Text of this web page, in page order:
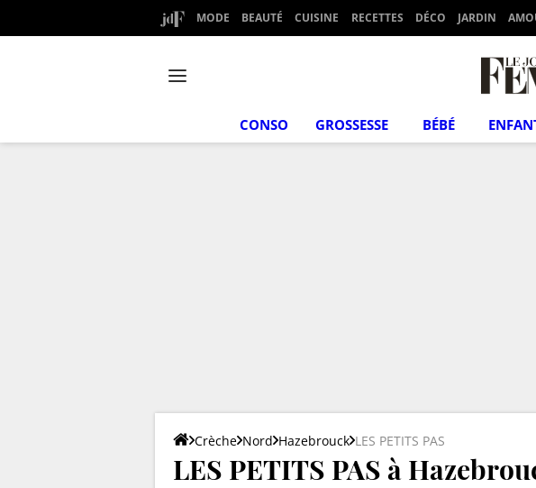
MODE BEAUTÉ CUISINE RECETTES DÉCO JARDIN
CONSO GROSSESSE BÉBÉ
Crèche Nord Hazebrouck LES PETITS PAS
LES PETITS PAS à